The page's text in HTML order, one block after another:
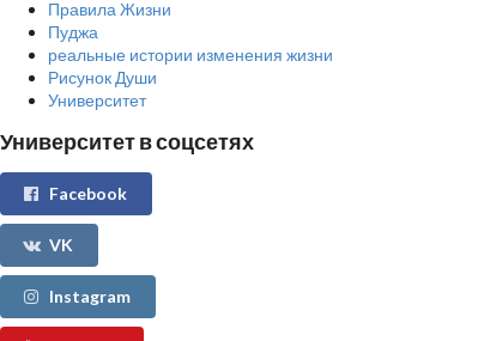
Правила Жизни
Пуджа
реальные истории изменения жизни
Рисунок Души
Университет
Университет в соцсетях
Facebook
VK
Instagram